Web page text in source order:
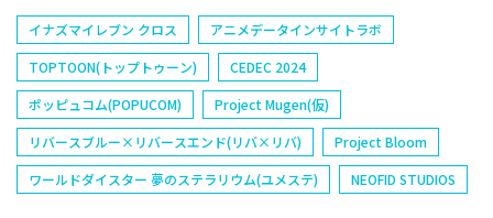
イナズマイレブン クロス
アニメデータインサイトラボ
TOPTOON(トップトゥーン)
CEDEC 2024
ポッピュコム(POPUCOM)
Project Mugen(仮)
リバースブルー×リバースエンド(リバ×リバ)
Project Bloom
ワールドダイスター 夢のステラリウム(ユメステ)
NEOFID STUDIOS